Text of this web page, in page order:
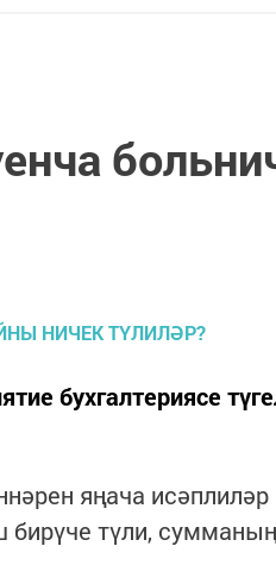
бухгалтериясе
яңача
бирүче түли,